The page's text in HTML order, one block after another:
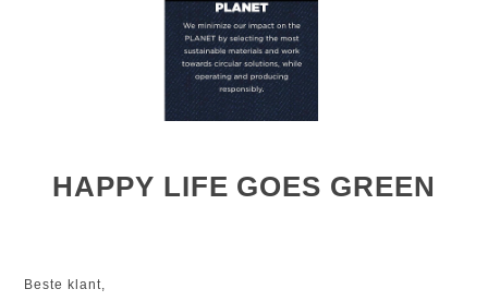
HAPPY LIFE GOES GREEN
Beste klant,